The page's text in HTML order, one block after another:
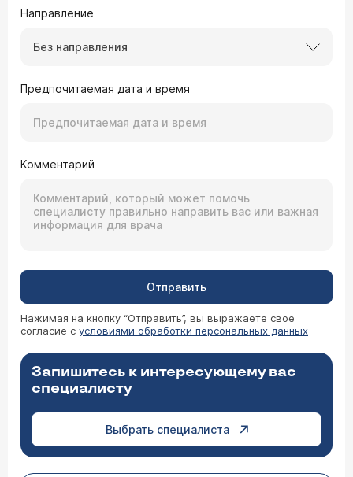
Направление
Без направления
Предпочитаемая дата и время
Комментарий
Отправить
Нажимая на кнопку “Отправить”, вы выражаете свое
согласие с условиями обработки персональных данных
Запишитесь к интересующему вас
специалисту
Выбрать специалиста